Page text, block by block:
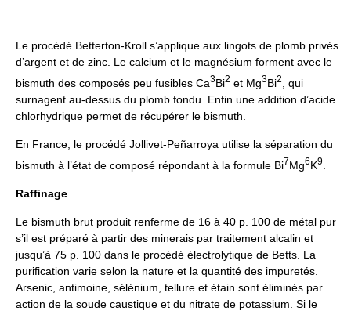
Le procédé Betterton-Kroll s’applique aux lingots de plomb privés
d’argent et de zinc. Le calcium et le magnésium forment avec le
bismuth des composés peu fusibles Ca3Bi2 et Mg3Bi2
, qui
surnagent au-dessus du plomb fondu. Enfin une addition d’acide
chlorhydrique permet de récupérer le bismuth.
En France, le procédé Jollivet-Peñarroya utilise la séparation du
bismuth à l’état de composé répondant à la formule Bi7Mg6K9
Raffinage
Le bismuth brut produit renferme de 16 à 40 p. 100 de métal pur
s’il est préparé à partir des minerais par traitement alcalin et
jusqu’à 75 p. 100 dans le procédé électrolytique de Betts. La
purification varie selon la nature et la quantité des impuretés.
Arsenic, antimoine, sélénium, tellure et étain sont éliminés par
action de la soude caustique et du nitrate de potassium. Si le